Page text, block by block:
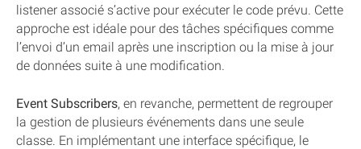
listener associé s’active pour exécuter le code prévu. Cette
approche est idéale pour des tâches spécifiques comme
l’envoi d’un email après une inscription ou la mise à jour
de données suite à une modification.
Event Subscribers, en revanche, permettent de regrouper
la gestion de plusieurs événements dans une seule
classe. En implémentant une interface spécifique, le